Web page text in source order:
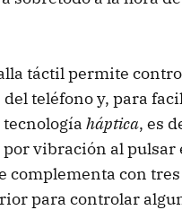
táctil permite
teléfono y, para
háptica, es
por vibración al pulsar
complementa con
para controlar